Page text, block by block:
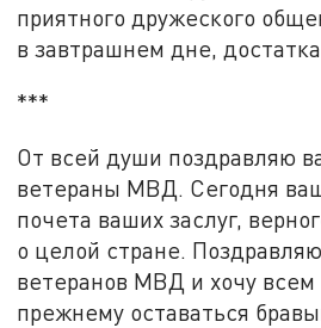
приятного дружеского
в завтрашнем дне,
***
От всей души поздравляю
ветераны МВД. Сегодня
почета ваших заслуг,
о целой стране.
ветеранов МВД и хочу
прежнему оставаться